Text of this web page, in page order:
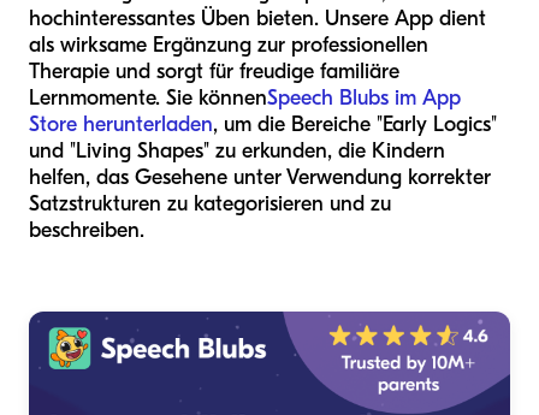
hochinteressantes Üben bieten. Unsere App dient
als wirksame Ergänzung zur professionellen
Therapie und sorgt für freudige familiäre
Lernmomente. Sie könnenSpeech Blubs im App
Store herunterladen, um die Bereiche "Early Logics"
und "Living Shapes" zu erkunden, die Kindern
helfen, das Gesehene unter Verwendung korrekter
Satzstrukturen zu kategorisieren und zu
beschreiben.